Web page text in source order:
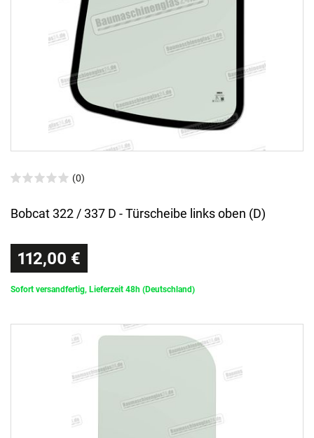
(0)
Bobcat 322 / 337 D - Türscheibe links oben (D)
112,00 €
Sofort versandfertig, Lieferzeit 48h (Deutschland)